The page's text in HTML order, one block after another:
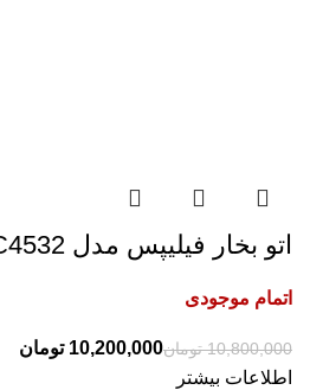
اتو بخار فیلیپس مدل GC4532
اتمام موجودی
10,800,000 تومان10,200,000 تومان
اطلاعات بیشتر